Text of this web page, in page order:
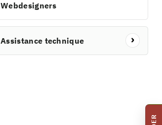
Webdesigners
Assistance technique